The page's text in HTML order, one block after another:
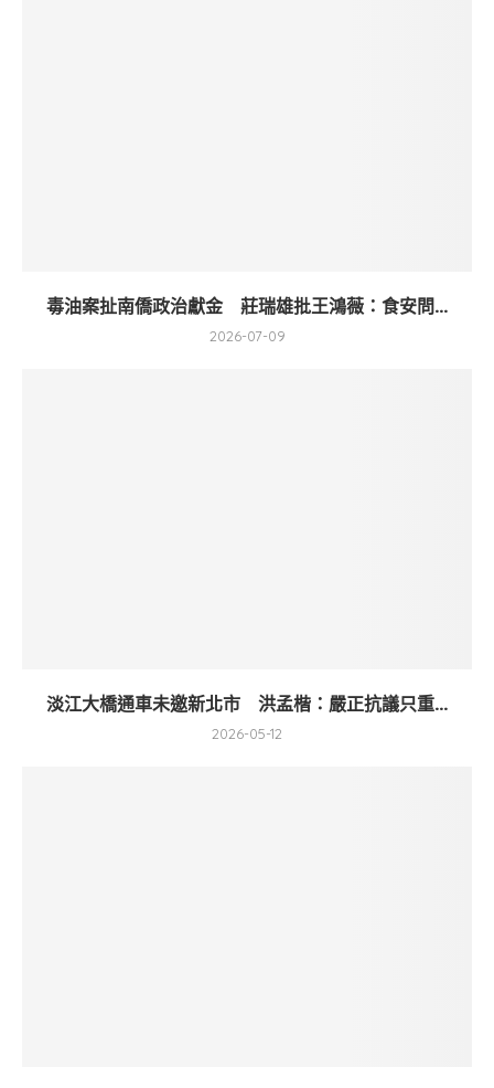
毒油案扯南僑政治獻金 莊瑞雄批王鴻薇：食安問...
2026-07-09
淡江大橋通車未邀新北市 洪孟楷：嚴正抗議只重...
2026-05-12